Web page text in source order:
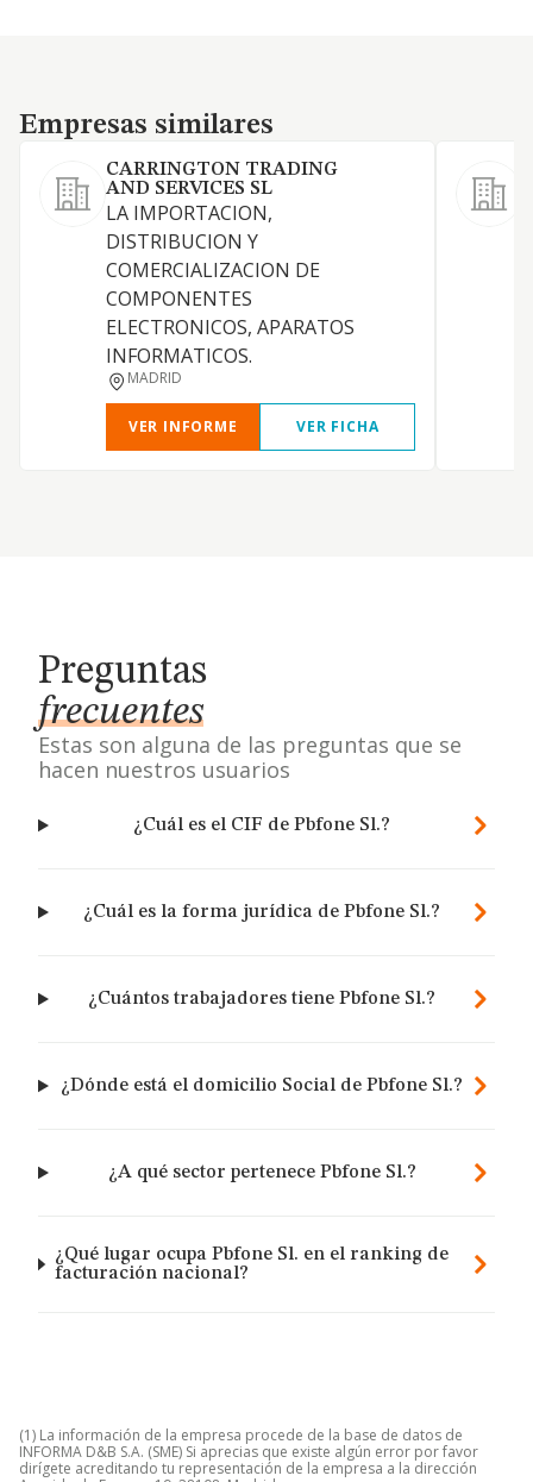
Empresas similares
Empresas similares
CARRINGTON TRADING
AND SERVICES SL
LA IMPORTACION,
DISTRIBUCION Y
COMERCIALIZACION DE
COMPONENTES
ELECTRONICOS, APARATOS
INFORMATICOS.
MADRID
VER INFORME VER FICHA
Preguntas
frecuentes
Estas son alguna de las preguntas que se
hacen nuestros usuarios
¿Cuál es el CIF de Pbfone Sl.?
¿Cuál es la forma jurídica de Pbfone Sl.?
¿Cuántos trabajadores tiene Pbfone Sl.?
¿Dónde está el domicilio Social de Pbfone Sl.?
¿A qué sector pertenece Pbfone Sl.?
¿Qué lugar ocupa Pbfone Sl. en el ranking de
facturación nacional?
(1) La información de la empresa procede de la base de datos de
INFORMA D&B S.A. (SME) Si aprecias que existe algún error por favor
dirígete acreditando tu representación de la empresa a la dirección